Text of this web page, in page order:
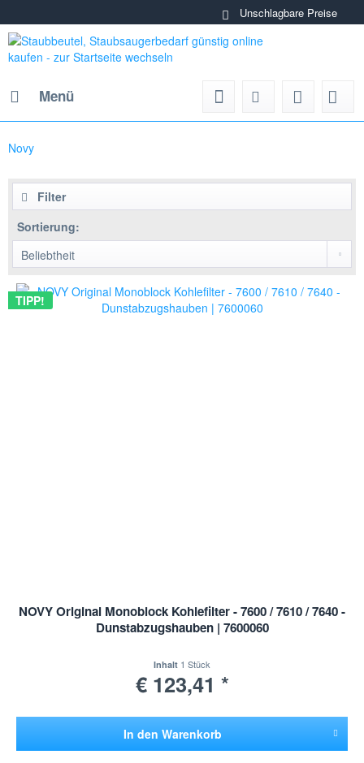
Unschlagbare Preise
Menü
Novy
Filter
Sortierung:
TIPP!
NOVY Original Monoblock Kohlefilter - 7600 / 7610 / 7640 -
Dunstabzugshauben | 7600060
Inhalt 1 Stück
€ 123,41 *
In den Warenkorb